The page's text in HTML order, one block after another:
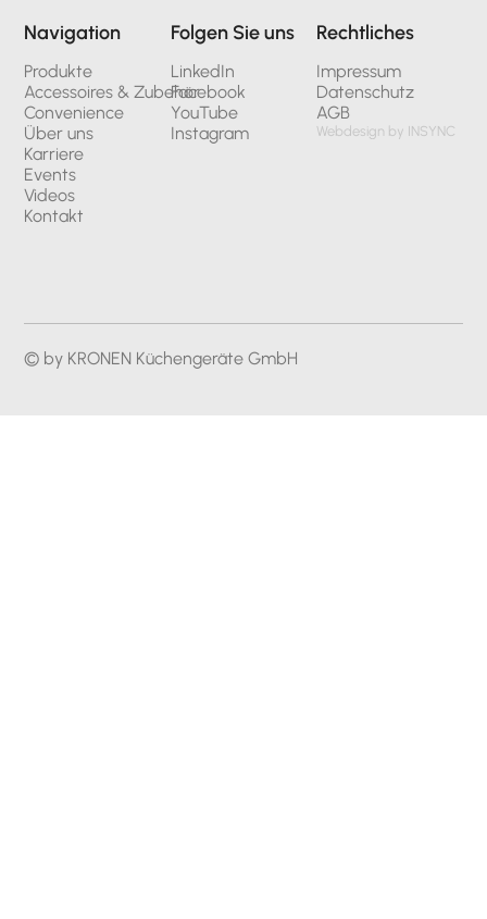
© by KRONEN Küchengeräte GmbH
Navigation
Produkte
Accessoires & Zubehör
Convenience
Über uns
Karriere
Events
Videos
Kontakt
Folgen Sie uns
LinkedIn
Facebook
YouTube
Instagram
Rechtliches
Impressum
Datenschutz
AGB
Webdesign by INSYNC